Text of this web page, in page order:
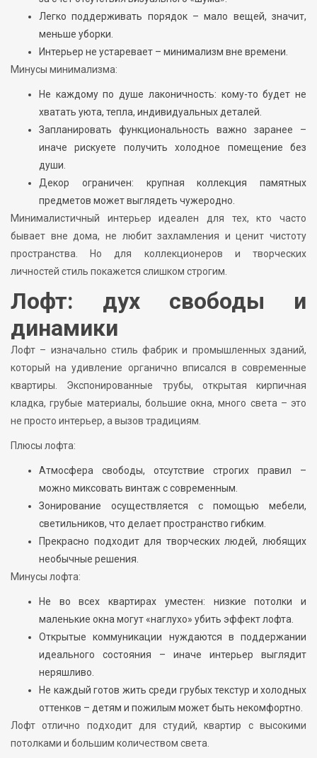
Легко поддерживать порядок – мало вещей, значит,
меньше уборки.
Интерьер не устаревает – минимализм вне времени.
Минусы минимализма:
Не каждому по душе лаконичность: кому-то будет не
хватать уюта, тепла, индивидуальных деталей.
Запланировать функциональность важно заранее –
иначе рискуете получить холодное помещение без
души.
Декор ограничен: крупная коллекция памятных
предметов может выглядеть чужеродно.
Минималистичный интерьер идеален для тех, кто часто
бывает вне дома, не любит захламления и ценит чистоту
пространства. Но для коллекционеров и творческих
личностей стиль покажется слишком строгим.
Лофт: дух свободы и
динамики
Лофт – изначально стиль фабрик и промышленных зданий,
который на удивление органично вписался в современные
квартиры. Экспонированные трубы, открытая кирпичная
кладка, грубые материалы, большие окна, много света – это
не просто интерьер, а вызов традициям.
Плюсы лофта:
Атмосфера свободы, отсутствие строгих правил –
можно миксовать винтаж с современным.
Зонирование осуществляется с помощью мебели,
светильников, что делает пространство гибким.
Прекрасно подходит для творческих людей, любящих
необычные решения.
Минусы лофта:
Не во всех квартирах уместен: низкие потолки и
маленькие окна могут «наглухо» убить эффект лофта.
Открытые коммуникации нуждаются в поддержании
идеального состояния – иначе интерьер выглядит
неряшливо.
Не каждый готов жить среди грубых текстур и холодных
оттенков – детям и пожилым может быть некомфортно.
Лофт отлично подходит для студий, квартир с высокими
потолками и большим количеством света.